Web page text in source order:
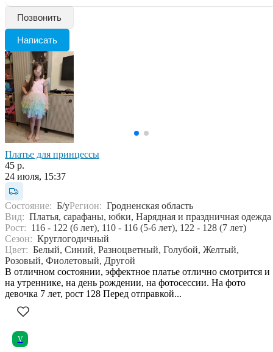
Позвонить
Написать
Платье для принцессы
45 р.
24 июля, 15:37
Состояние: Б/уРегион: Гродненская область
Вид: Платья, сарафаны, юбки, Нарядная и праздничная одежда
Рост: 116 - 122 (6 лет), 110 - 116 (5-6 лет), 122 - 128 (7 лет)
Сезон: Круглогодичный
Цвет: Белый, Синий, Разноцветный, Голубой, Желтый,
Розовый, Фиолетовый, Другой
В отличном состоянии, эффектное платье отлично смотрится и
на утреннике, на день рождении, на фотосессии. На фото
девочка 7 лет, рост 128 Перед отправкой...
V